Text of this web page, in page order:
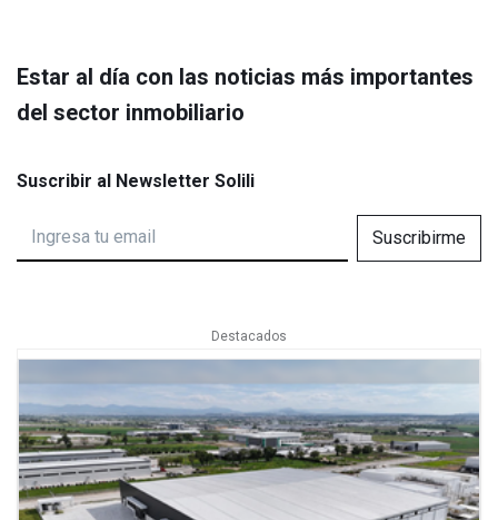
Estar al día con las noticias más importantes
del sector inmobiliario
Suscribir al Newsletter Solili
Suscribirme
Destacados